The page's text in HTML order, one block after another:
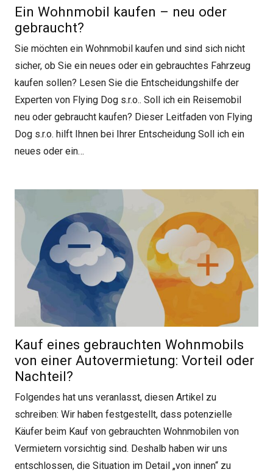
Ein Wohnmobil kaufen – neu oder
gebraucht?
Sie möchten ein Wohnmobil kaufen und sind sich nicht
sicher, ob Sie ein neues oder ein gebrauchtes Fahrzeug
kaufen sollen? Lesen Sie die Entscheidungshilfe der
Experten von Flying Dog s.r.o.. Soll ich ein Reisemobil
neu oder gebraucht kaufen? Dieser Leitfaden von Flying
Dog s.r.o. hilft Ihnen bei Ihrer Entscheidung Soll ich ein
neues oder ein…
Kauf eines gebrauchten Wohnmobils
von einer Autovermietung: Vorteil oder
Nachteil?
Folgendes hat uns veranlasst, diesen Artikel zu
schreiben: Wir haben festgestellt, dass potenzielle
Käufer beim Kauf von gebrauchten Wohnmobilen von
Vermietern vorsichtig sind. Deshalb haben wir uns
entschlossen, die Situation im Detail „von innen“ zu